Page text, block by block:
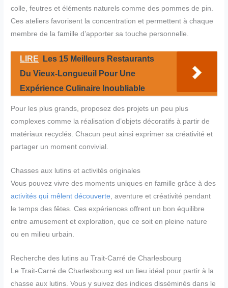
colle, feutres et éléments naturels comme des pommes de pin.
Ces ateliers favorisent la concentration et permettent à chaque
membre de la famille d’apporter sa touche personnelle.
LIRE
Les 15 Meilleurs Restaurants
Du Vieux-Longueuil Pour Une
Expérience Culinaire Inoubliable
Pour les plus grands, proposez des projets un peu plus
complexes comme la réalisation d’objets décoratifs à partir de
matériaux recyclés. Chacun peut ainsi exprimer sa créativité et
partager un moment convivial.
Chasses aux lutins et activités originales
Vous pouvez vivre des moments uniques en famille grâce à des
activités qui mêlent découverte, aventure et créativité pendant
le temps des fêtes. Ces expériences offrent un bon équilibre
entre amusement et exploration, que ce soit en pleine nature
ou en milieu urbain.
Recherche des lutins au Trait-Carré de Charlesbourg
Le Trait-Carré de Charlesbourg est un lieu idéal pour partir à la
chasse aux lutins. Vous y suivez des indices disséminés dans le